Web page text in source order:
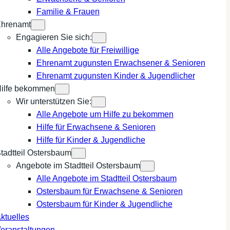
Familie & Frauen
Engagieren Sie sich:
Alle Angebote für Freiwillige
Ehrenamt zugunsten Erwachsener & Senioren
Ehrenamt zugunsten Kinder & Jugendlicher
bekommen
Wir unterstützen Sie:
Alle Angebote um Hilfe zu bekommen
Hilfe für Erwachsene & Senioren
Hilfe für Kinder & Jugendliche
Ostersbaum
Angebote im Stadtteil Ostersbaum
Alle Angebote im Stadtteil Ostersbaum
Ostersbaum für Erwachsene & Senioren
Ostersbaum für Kinder & Jugendliche